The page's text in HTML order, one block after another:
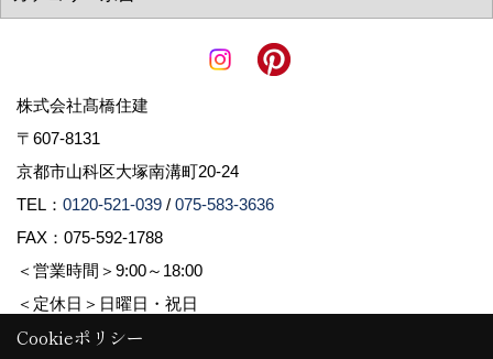
株式会社髙橋住建
〒607-8131
京都市山科区大塚南溝町20-24
TEL： 0120-521-039 / 075-583-3636
FAX：075-592-1788
＜営業時間＞9:00～18:00
＜定休日＞日曜日・祝日
Cookieポリシー